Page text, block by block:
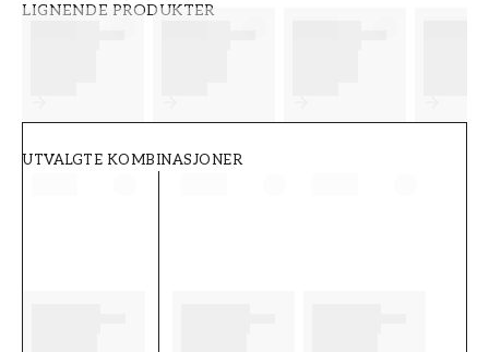
LIGNENDE PRODUKTER
UTVALGTE KOMBINASJONER